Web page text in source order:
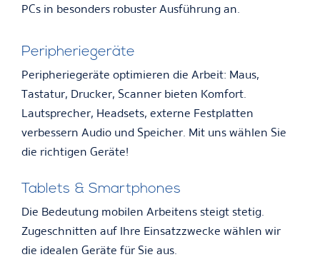
PCs in besonders robuster Ausführung an.
Peripheriegeräte
Peripheriegeräte optimieren die Arbeit: Maus,
Tastatur, Drucker, Scanner bieten Komfort.
Lautsprecher, Headsets, externe Festplatten
verbessern Audio und Speicher. Mit uns wählen Sie
die richtigen Geräte!
Tablets & Smartphones
Die Bedeutung mobilen Arbeitens steigt stetig.
Zugeschnitten auf Ihre Einsatzzwecke wählen wir
die idealen Geräte für Sie aus.